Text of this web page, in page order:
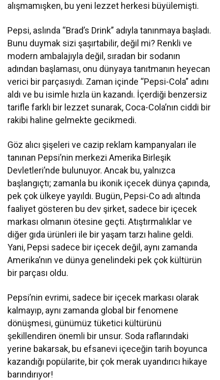
alışmamışken, bu yeni lezzet herkesi büyülemişti.
Pepsi, aslında “Brad’s Drink” adıyla tanınmaya başladı.
Bunu duymak sizi şaşırtabilir, değil mi? Renkli ve
modern ambalajıyla değil, sıradan bir sodanın
adından başlaması, onu dünyaya tanıtmanın heyecan
verici bir parçasıydı. Zaman içinde “Pepsi-Cola” adını
aldı ve bu isimle hızla ün kazandı. İçerdiği benzersiz
tarifle farklı bir lezzet sunarak, Coca-Cola’nın ciddi bir
rakibi haline gelmekte gecikmedi.
Göz alıcı şişeleri ve cazip reklam kampanyaları ile
tanınan Pepsi’nin merkezi Amerika Birleşik
Devletleri’nde bulunuyor. Ancak bu, yalnızca
başlangıçtı; zamanla bu ikonik içecek dünya çapında,
pek çok ülkeye yayıldı. Bugün, Pepsi-Co adı altında
faaliyet gösteren bu dev şirket, sadece bir içecek
markası olmanın ötesine geçti. Atıştırmalıklar ve
diğer gıda ürünleri ile bir yaşam tarzı haline geldi.
Yani, Pepsi sadece bir içecek değil, aynı zamanda
Amerika’nın ve dünya genelindeki pek çok kültürün
bir parçası oldu.
Pepsi’nin evrimi, sadece bir içecek markası olarak
kalmayıp, aynı zamanda global bir fenomene
dönüşmesi, günümüz tüketici kültürünü
şekillendiren önemli bir unsur. Soda raflarındaki
yerine bakarsak, bu efsanevi içeceğin tarih boyunca
kazandığı popülarite, bir çok merak uyandırıcı hikaye
barındırıyor!